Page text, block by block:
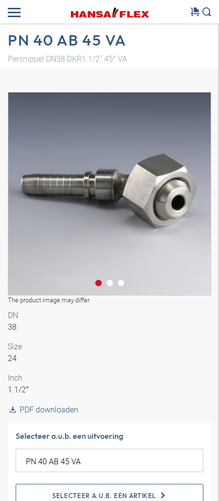
PN 40 AB 45 VA
Persnippel DN38 DKR1.1/2" 45° VA
The product image may differ
3D-model
DN
38
Size
24
Inch
1.1/2″
PDF downloaden
Selecteer a.u.b. een uitvoering
SELECTEER A.U.B. EEN ARTIKEL